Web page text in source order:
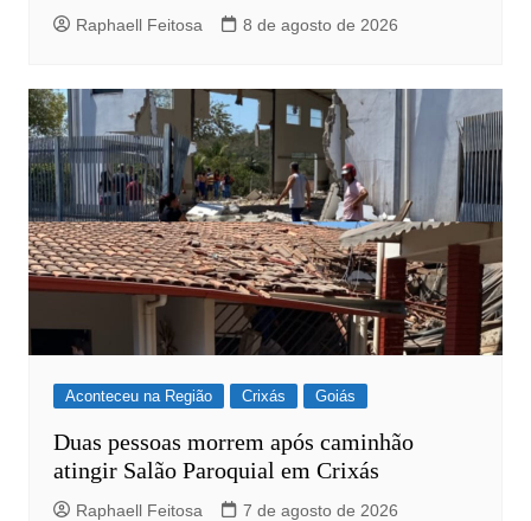
Raphaell Feitosa 8 de agosto de 2026
Aconteceu na Região Crixás Goiás
Duas pessoas morrem após caminhão
atingir Salão Paroquial em Crixás
Raphaell Feitosa 7 de agosto de 2026